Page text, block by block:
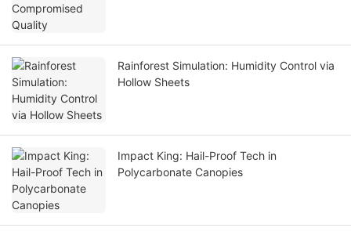
Rainforest Simulation: Humidity Control via
Hollow Sheets
Impact King: Hail-Proof Tech in
Polycarbonate Canopies